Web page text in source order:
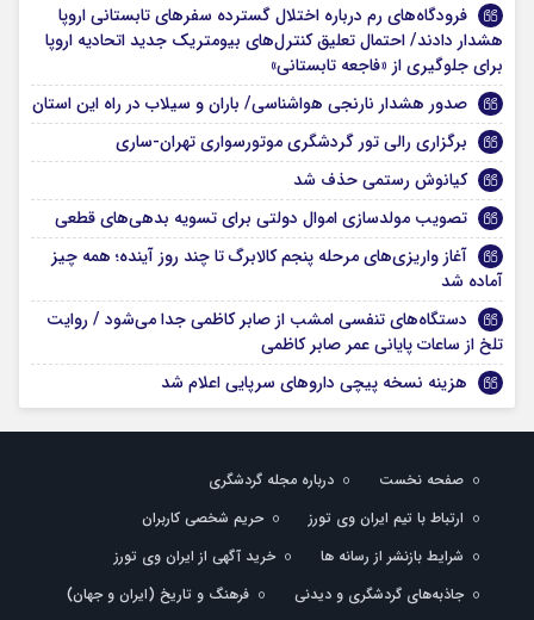
فرودگاه‌های رم درباره اختلال گسترده سفرهای تابستانی اروپا
هشدار دادند/ احتمال تعلیق کنترل‌های بیومتریک جدید اتحادیه اروپا
برای جلوگیری از «فاجعه تابستانی»
صدور هشدار نارنجی هواشناسی/ باران و سیلاب در راه این استان
برگزاری رالی تور گردشگری موتورسواری تهران-ساری
کیانوش رستمی حذف شد
تصویب مولدسازی اموال دولتی برای تسویه بدهی‌های قطعی
آغاز واریزی‌های مرحله پنجم کالابرگ تا چند روز آینده؛ همه چیز
آماده شد
دستگاه‌های تنفسی امشب از صابر کاظمی جدا می‌شود / روایت
تلخ از ساعات پایانی عمر صابر کاظمی
هزینه نسخه پیچی داروهای سرپایی اعلام شد
صفحه نخست
درباره مجله گردشگری
ارتباط با تیم ایران وی تورز
حریم شخصی کاربران
شرایط بازنشر از رسانه ها
خرید آگهی از ایران وی تورز
جاذبه‌های گردشگری و دیدنی
فرهنگ و تاریخ (ایران و جهان)